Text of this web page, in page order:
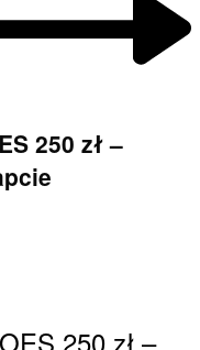
250 zł –
250 zł –